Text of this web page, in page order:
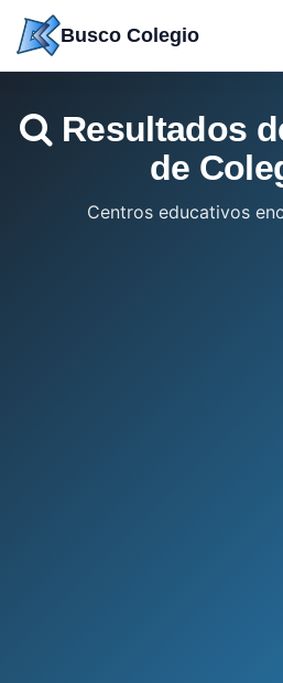
contenido
Busco Colegio
Resultados
de
Centros educativos